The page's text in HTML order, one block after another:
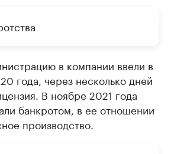
в компании ввели в
года, через несколько дней
В ноябре 2021 года
банкротом, в ее отношении
производство.